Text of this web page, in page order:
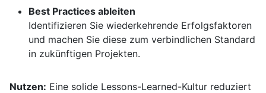
Best Practices ableiten
Identifizieren Sie wiederkehrende Erfolgsfaktoren
und machen Sie diese zum verbindlichen Standard
in zukünftigen Projekten.
Nutzen: Eine solide Lessons-Learned-Kultur reduziert